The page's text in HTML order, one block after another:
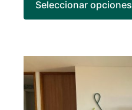
Seleccionar opciones